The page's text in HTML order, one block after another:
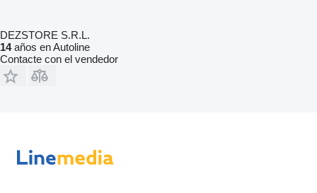
DEZSTORE S.R.L.
14años en Autoline
Contacte con el vendedor